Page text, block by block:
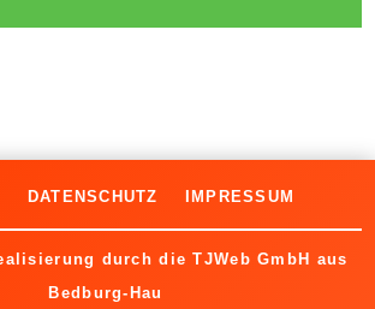
DATENSCHUTZ IMPRESSUM
durch dieTJWeb GmbH aus
Bedburg-Hau